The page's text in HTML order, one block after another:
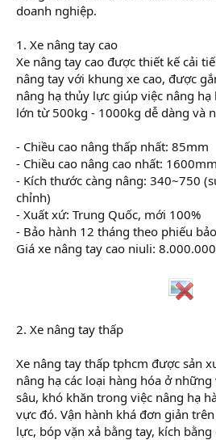
doanh nghiệp.
1. Xe nâng tay cao
Xe nâng tay cao được thiết kế cải
nâng tay với khung xe cao, được
nâng hạ thủy lực giúp việc nâng
lớn từ 500kg - 1000kg dễ dàng và
- Chiều cao nâng thấp nhất: 85mm
- Chiều cao nâng cao nhất: 1600mm
- Kích thước càng nâng: 340~750
chỉnh)
- Xuất xứ: Trung Quốc, mới 100%
- Bảo hành 12 tháng theo phiếu
Giá xe nâng tay cao niuli: 8.000.000
2. Xe nâng tay thấp
Xe nâng tay thấp tphcm được sản
nâng hạ các loại hàng hóa ở
sâu, khó khăn trong việc nâng hạ
vực đó. Vận hành khá đơn giản
lực, bóp vặn xả bằng tay, kích